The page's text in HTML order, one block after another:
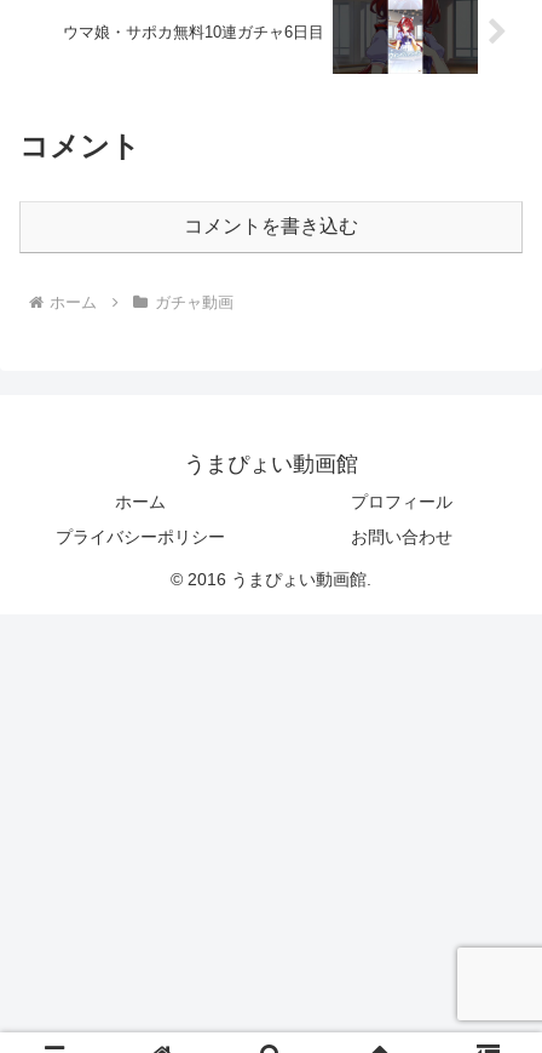
ウマ娘・サポカ無料10連ガチャ6日目
コメント
コメントを書き込む
ホーム ガチャ動画
うまぴょい動画館
ホーム
プロフィール
プライバシーポリシー
お問い合わせ
© 2016 うまぴょい動画館.